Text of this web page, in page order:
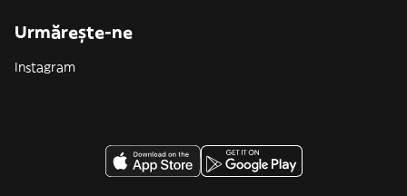
Urmărește-ne
Instagram